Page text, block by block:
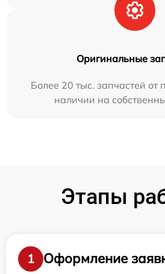
Оригинальные
Более 20 тыс. запчастей от
наличии на
Этапы
1
Оформление